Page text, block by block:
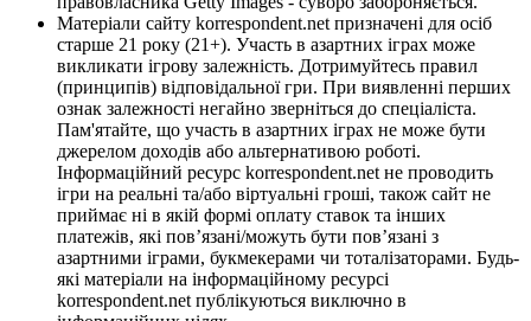
Матеріали сайту korrespondent.net призначені для осіб
старше 21 року (21+). Участь в азартних іграх може
викликати ігрову залежність. Дотримуйтесь правил
(принципів) відповідальної гри. При виявленні перших
ознак залежності негайно зверніться до спеціаліста.
Пам'ятайте, що участь в азартних іграх не може бути
джерелом доходів або альтернативою роботі.
Інформаційний ресурс korrespondent.net не проводить
ігри на реальні та/або віртуальні гроші, також сайт не
приймає ні в якій формі оплату ставок та інших
платежів, які пов’язані/можуть бути пов’язані з
азартними іграми, букмекерами чи тоталізаторами. Будь-
які матеріали на інформаційному ресурсі
korrespondent.net публікуються виключно в